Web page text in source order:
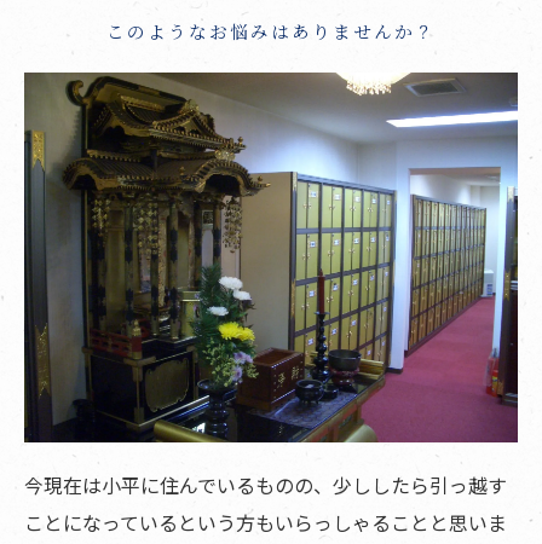
このようなお悩みはありませんか？
今現在は小平に住んでいるものの、少ししたら引っ越す
ことになっているという方もいらっしゃることと思いま